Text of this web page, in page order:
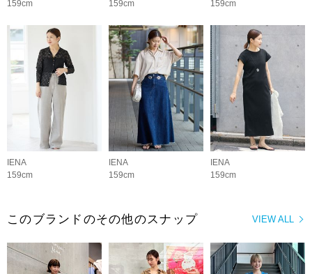
159cm
159cm
159cm
IENA
159cm
IENA
159cm
IENA
159cm
VIEW ALL
このブランドのその他のスナップ